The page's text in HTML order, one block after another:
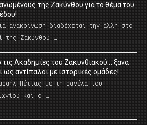
της Ζακύνθου για το θέμα του
ανακοίνωση διαδέχεται την άλλη στο
της Ζακύνθου …
Ακαδημίες του Ζακυνθιακού… ξανά
ως αντίπαλοι με ιστορικές ομάδες!
Πέττας με τη φανέλα του
και ο …